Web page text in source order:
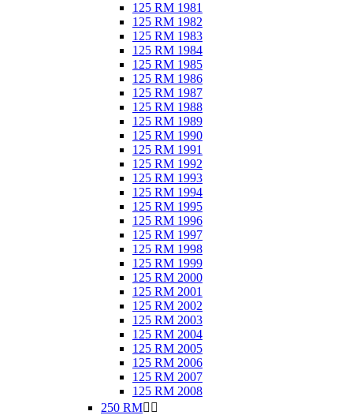
125 RM 1981
125 RM 1982
125 RM 1983
125 RM 1984
125 RM 1985
125 RM 1986
125 RM 1987
125 RM 1988
125 RM 1989
125 RM 1990
125 RM 1991
125 RM 1992
125 RM 1993
125 RM 1994
125 RM 1995
125 RM 1996
125 RM 1997
125 RM 1998
125 RM 1999
125 RM 2000
125 RM 2001
125 RM 2002
125 RM 2003
125 RM 2004
125 RM 2005
125 RM 2006
125 RM 2007
125 RM 2008
250 RM 